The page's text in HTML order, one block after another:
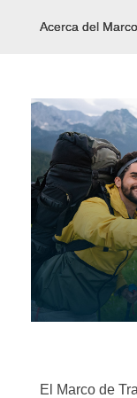
Acerca del
El Marco de